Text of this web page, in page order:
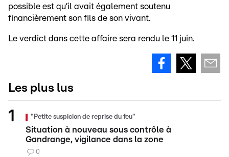
possible est qu’il avait également soutenu
financièrement son fils de son vivant.
Le verdict dans cette affaire sera rendu le 11 juin.
Les plus lus
"Petite suspicion de reprise du feu"
Situation à nouveau sous contrôle à
Gandrange, vigilance dans la zone
0